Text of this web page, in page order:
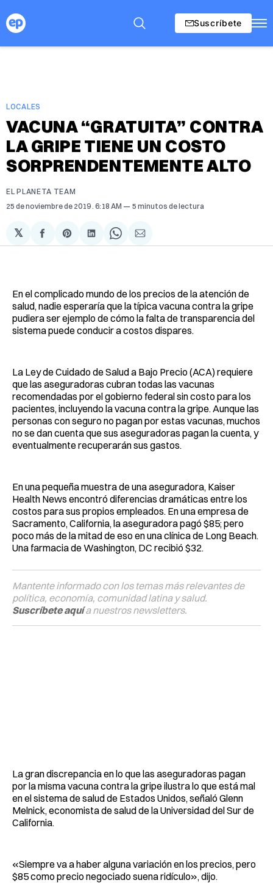
Suscríbete
LOCALES
VACUNA “GRATUITA” CONTRA
LA GRIPE TIENE UN COSTO
SORPRENDENTEMENTE ALTO
EL PLANETA TEAM
25 de noviembre de 2019 . 6:18 AM 5 minutos de lectura
𝕏
Compartir
en
Share
on
Compartir
en
Share
on
Compartir
via
En el complicado mundo de los precios de la atención de
salud, nadie esperaría que la típica vacuna contra la gripe
pudiera ser ejemplo de cómo la falta de transparencia del
sistema puede conducir a costos dispares.
La Ley de Cuidado de Salud a Bajo Precio (ACA) requiere
que las aseguradoras cubran todas las vacunas
recomendadas por el gobierno federal sin costo para los
pacientes, incluyendo la vacuna contra la gripe. Aunque las
personas con seguro no pagan por estas vacunas, muchos
no se dan cuenta que sus aseguradoras pagan la cuenta, y
eventualmente recuperarán sus gastos.
En una pequeña muestra de una aseguradora, Kaiser
Health News encontró diferencias dramáticas entre los
costos para sus propios empleados. En una empresa de
Sacramento, California, la aseguradora pagó $85; pero
poco más de la mitad de eso en una clínica de Long Beach.
Una farmacia de Washington, DC recibió $32.
Mantente informado con los temas más relevantes de
política, economía, comunidad latina y salud.
Suscríbete aquía nuestros newsletters.
La gran discrepancia en lo que las aseguradoras pagan
por la misma vacuna contra la gripe ilustra lo que está mal
en el sistema de salud de Estados Unidos, señaló Glenn
Melnick, economista de salud de la Universidad del Sur de
California.
«Siempre va a haber alguna variación en los precios, pero
$85 como precio negociado suena ridículo», dijo.